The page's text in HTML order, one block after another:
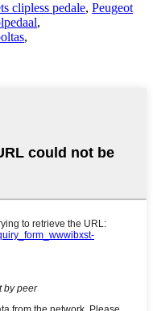
clipless pedale, Peugeot
,
,